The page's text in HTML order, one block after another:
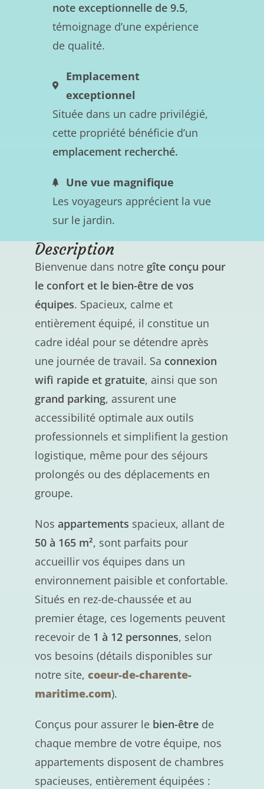
note exceptionnelle de 9.5,
témoignage d’une expérience
de qualité.
Emplacement
exceptionnel
Située dans un cadre privilégié,
cette propriété bénéficie d’un
emplacement recherché.
Une vue magnifique
Les voyageurs apprécient la vue
sur le jardin.
Description
Bienvenue dans notre gîte conçu pour
le confort et le bien-être de vos
équipes. Spacieux, calme et
entièrement équipé, il constitue un
cadre idéal pour se détendre après
une journée de travail. Sa connexion
wifi rapide et gratuite, ainsi que son
grand parking, assurent une
accessibilité optimale aux outils
professionnels et simplifient la gestion
logistique, même pour des séjours
prolongés ou des déplacements en
groupe.
Nosappartements spacieux, allant de
50 à 165 m², sont parfaits pour
accueillir vos équipes dans un
environnement paisible et confortable.
Situés en rez-de-chaussée et au
premier étage, ces logements peuvent
recevoir de 1 à 12 personnes, selon
vos besoins (détails disponibles sur
notre site,coeur-de-charente-
maritime.com).
Conçus pour assurer le bien-être de
chaque membre de votre équipe, nos
appartements disposent de chambres
spacieuses, entièrement équipées :